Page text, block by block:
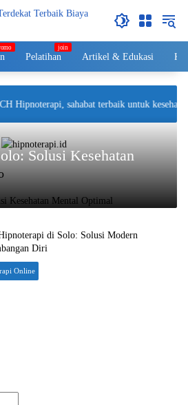
Pelatihan Artikel & Edukasi
Hipnoterapi, sahabat terbaik untuk
Solusi Kesehatan
di Solo: Solusi Modern
Diri
Online